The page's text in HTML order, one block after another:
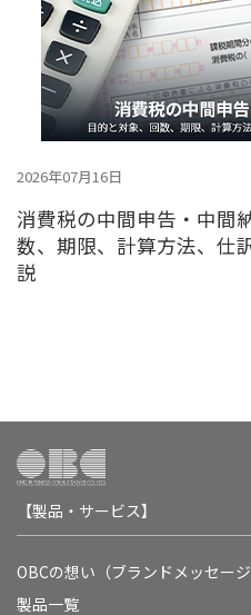
2026年07月16日
消費税の中間申告・中間
数、期限、計算方法、仕
説
【製品・サービス】
OBCの想い（ブランドメッセージ
製品一覧